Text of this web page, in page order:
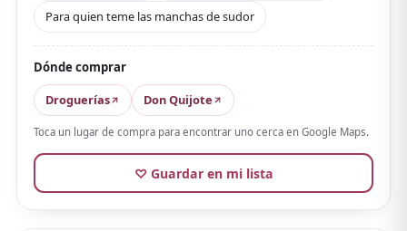
Resiste la humedad con una fórmula resistente al
agua, pero aun así se retira con jabón. En las reseñas,
señalan que se aplica de forma uniforme, sin ruido
como el spray —cómodo también en el trabajo— y
seca rápido para mantener la sensación seca
además de alta satisfacción contra las manchas de
sudor.
Eso sí, la eficacia varía según la persona, y algunos
Para quien teme las manchas de sudor
Dónde comprar
Droguerías
Don Quijote
Toca un lugar de compra para encontrar uno cerca en Google Maps.
♡ Guardar en mi lista